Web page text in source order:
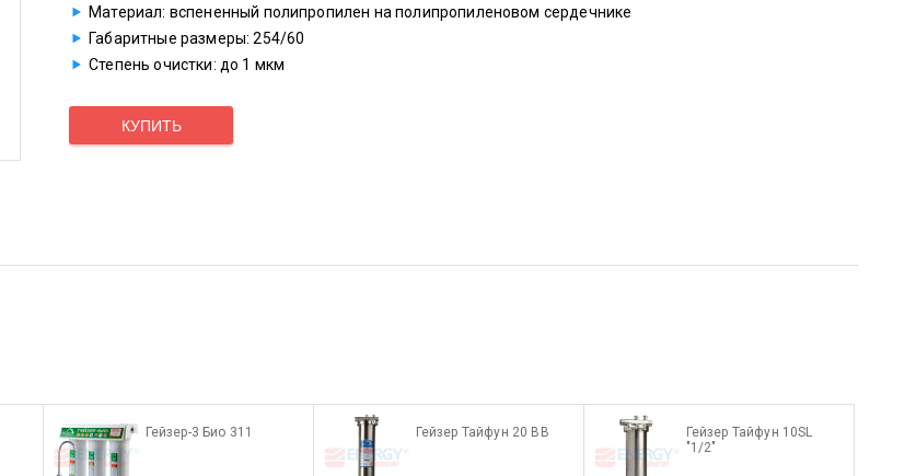
Материал: вспененный полипропилен на полипропиленовом сердечнике
Габаритные размеры: 254/60
Степень очистки: до 1 мкм
КУПИТЬ
Гейзер-3 Био 311 Гейзер Тайфун 20 ВВ
Гейзер Тайфун 10SL
"1/2"